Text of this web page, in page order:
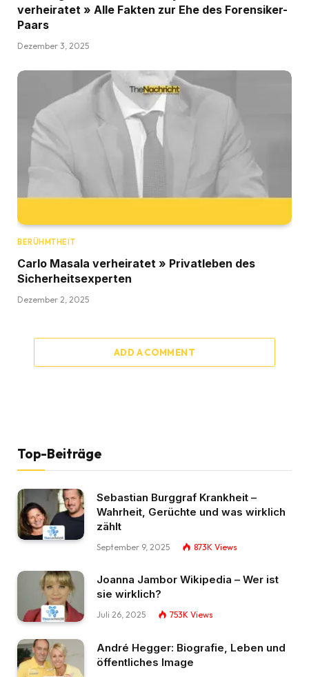
verheiratet » Alle Fakten zur Ehe des Forensiker-
Paars
Dezember 3, 2025
BERÜHMTHEIT
Carlo Masala verheiratet » Privatleben des
Sicherheitsexperten
Dezember 2, 2025
ADD A COMMENT
Top-Beiträge
Sebastian Burggraf Krankheit –
Wahrheit, Gerüchte und was wirklich
zählt
September 9, 2025 873K Views
Joanna Jambor Wikipedia – Wer ist
sie wirklich?
Juli 26, 2025 753K Views
André Hegger: Biografie, Leben und
öffentliches Image